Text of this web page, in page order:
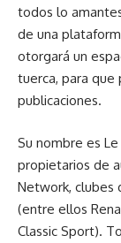
todos lo
de una
otorgará un
tuerca, para que
publicaciones.
Su nombre es
propietarios de
Network, clubes
(entre ellos
Classic Sport).